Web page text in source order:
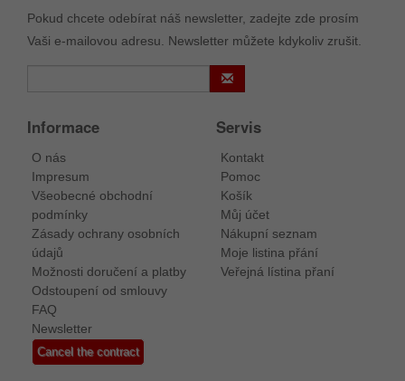
Pokud chcete odebírat náš newsletter, zadejte zde prosím
Vaši e-mailovou adresu. Newsletter můžete kdykoliv zrušit.
Informace
O nás
Impresum
Všeobecné obchodní
podmínky
Zásady ochrany osobních
údajů
Možnosti doručení a platby
Odstoupení od smlouvy
FAQ
Newsletter
Cancel the contract
Servis
Kontakt
Pomoc
Košík
Můj účet
Nákupní seznam
Moje listina přání
Veřejná lístina přaní